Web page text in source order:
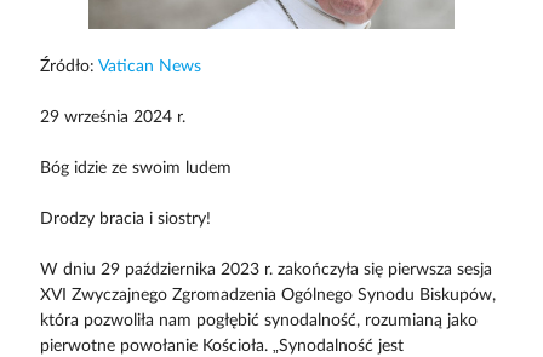
Źródło: Vatican News
29 września 2024 r.
Bóg idzie ze swoim ludem
Drodzy bracia i siostry!
W dniu 29 października 2023 r. zakończyła się pierwsza sesja
XVI Zwyczajnego Zgromadzenia Ogólnego Synodu Biskupów,
która pozwoliła nam pogłębić synodalność, rozumianą jako
pierwotne powołanie Kościoła. „Synodalność jest